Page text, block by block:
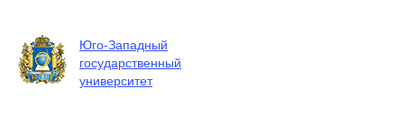
Юго-Западный
государственный
университет